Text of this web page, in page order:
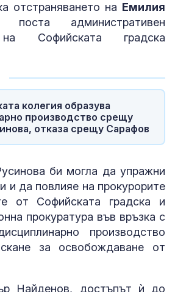
отстраняването на Емилия
административен
на Софийската градска
колегия образува
производство срещу
отказа срещу Сарафов
би могла да упражни
и да повлияе на прокурорите
от Софийската градска и
прокуратура във връзка с
производство
за освобождаване от
Найденов, достъпът ѝ до